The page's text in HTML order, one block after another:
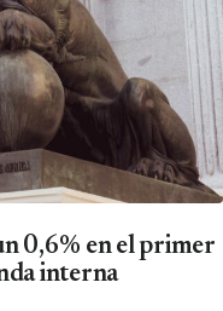
0,6% en el primer
interna